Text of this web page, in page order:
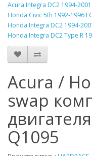
Acura Integra DC2 1994-2001
Honda Civic 5th 1992-1996
Honda Integra DC2 1994-
Honda Integra DC2 Type R
Acura /
swap
Q1095